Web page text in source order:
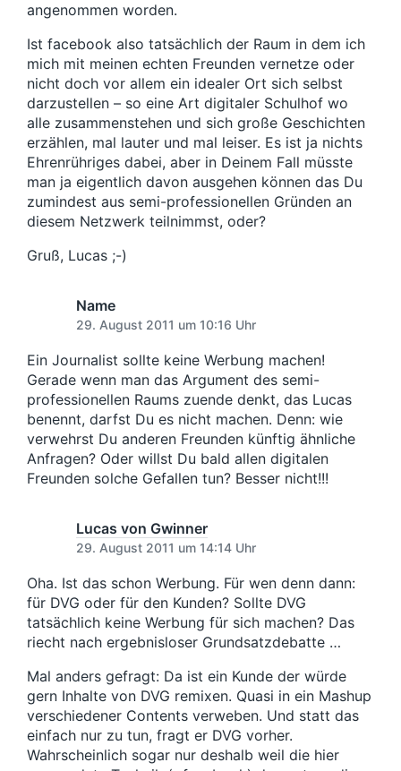
angenommen worden.
Ist facebook also tatsächlich der Raum in dem ich
mich mit meinen echten Freunden vernetze oder
nicht doch vor allem ein idealer Ort sich selbst
darzustellen – so eine Art digitaler Schulhof wo
alle zusammenstehen und sich große Geschichten
erzählen, mal lauter und mal leiser. Es ist ja nichts
Ehrenrühriges dabei, aber in Deinem Fall müsste
man ja eigentlich davon ausgehen können das Du
zumindest aus semi-professionellen Gründen an
diesem Netzwerk teilnimmst, oder?
Gruß, Lucas ;-)
Name
29. August 2011 um 10:16 Uhr
Ein Journalist sollte keine Werbung machen!
Gerade wenn man das Argument des semi-
professionellen Raums zuende denkt, das Lucas
benennt, darfst Du es nicht machen. Denn: wie
verwehrst Du anderen Freunden künftig ähnliche
Anfragen? Oder willst Du bald allen digitalen
Freunden solche Gefallen tun? Besser nicht!!!
Lucas von Gwinner
29. August 2011 um 14:14 Uhr
Oha. Ist das schon Werbung. Für wen denn dann:
für DVG oder für den Kunden? Sollte DVG
tatsächlich keine Werbung für sich machen? Das
riecht nach ergebnisloser Grundsatzdebatte …
Mal anders gefragt: Da ist ein Kunde der würde
gern Inhalte von DVG remixen. Quasi in ein Mashup
verschiedener Contents verweben. Und statt das
einfach nur zu tun, fragt er DVG vorher.
Wahrscheinlich sogar nur deshalb weil die hier